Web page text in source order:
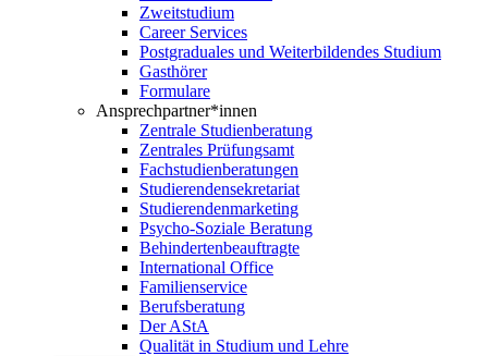
Zweitstudium
Career Services
Postgraduales und Weiterbildendes Studium
Gasthörer
Formulare
Ansprechpartner*innen
Zentrale Studienberatung
Zentrales Prüfungsamt
Fachstudienberatungen
Studierendensekretariat
Studierendenmarketing
Psycho-Soziale Beratung
Behindertenbeauftragte
International Office
Familienservice
Berufsberatung
Der AStA
Qualität in Studium und Lehre